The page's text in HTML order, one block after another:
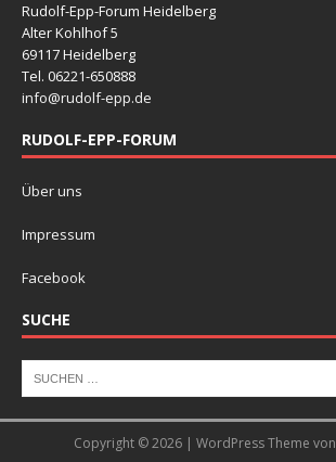
Rudolf-Epp-Forum Heidelberg
Alter Kohlhof 5
69117 Heidelberg
Tel. 06221-650888
info@rudolf-epp.de
RUDOLF-EPP-FORUM
Über uns
Impressum
Facebook
SUCHE
Copyright © 2026 | WordPress Theme von